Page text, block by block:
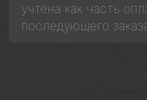
учтена как часть
последующего